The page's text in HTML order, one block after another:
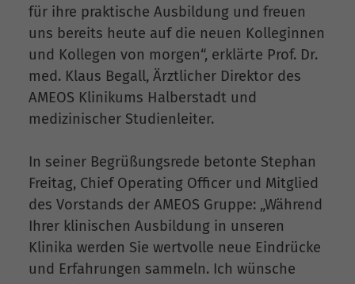
für ihre praktische Ausbildung und freuen
uns bereits heute auf die neuen Kolleginnen
und Kollegen von morgen“, erklärte Prof. Dr.
med. Klaus Begall, Ärztlicher Direktor des
AMEOS Klinikums Halberstadt und
medizinischer Studienleiter.
In seiner Begrüßungsrede betonte Stephan
Freitag, Chief Operating Officer und Mitglied
des Vorstands der AMEOS Gruppe: „Während
Ihrer klinischen Ausbildung in unseren
Klinika werden Sie wertvolle neue Eindrücke
und Erfahrungen sammeln. Ich wünsche